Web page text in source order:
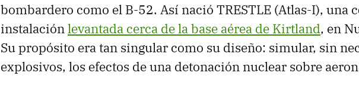
bombardero como el B-52. Así nació TRESTLE (Atlas-I), una
instalaciónlevantada cerca de la base aérea de Kirtland, en
Su propósito era tan singular como su diseño: simular, sin
explosivos, los efectos de una detonación nuclear sobre